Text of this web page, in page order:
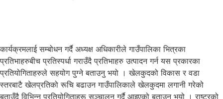
कार्यक्रमलाई सम्बोधन गर्दै अध्यक्ष अधिकारीले गाउँपालिका भित्रका
प्रतिभाहरुबीच प्रतिस्पर्धा गराउँदै प्रतिभाहरु उत्पादन गर्न यस प्रकारका
प्रतियोगिताहरुले सहयोग पुग्ने बताउनु भयो । खेलकुदको विकास र वडा
स्तरबाटै खेलप्रतिको रूचि बढाउन गाउँपालिकाले खेलकुदमा लगानी गरेको
बताउँदै विभिन्न प्रतियोगिताहरू सञ्चालन गर्दै आइएको बताउनु भयो । राष्ट्रको